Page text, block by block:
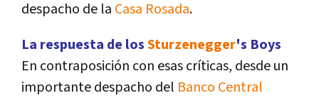
despacho de la Casa Rosada.
La respuesta de losSturzenegger's Boys
En contraposición con esas crí­ticas, desde un
importante despacho del Banco Central